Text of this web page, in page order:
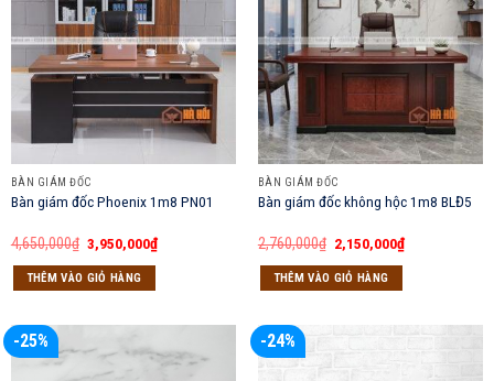
BÀN GIÁM ĐỐC
Bàn giám đốc Phoenix 1m8 PN01
4,650,000₫ Giá
gốc
là:
4,650,000₫.
3,950,000₫Giá
hiện
THÊM VÀO GIỎ HÀNG
BÀN GIÁM ĐỐC
Bàn giám đốc không hộc 1m8 BLĐ5
2,760,000₫ Giá
gốc
là:
2,760,000₫.
2,150,000₫Giá
hiện
THÊM VÀO GIỎ HÀNG
-25% -24%